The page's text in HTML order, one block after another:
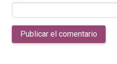
Publicar el comentario